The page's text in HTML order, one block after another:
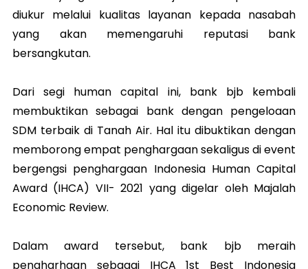
diukur melalui kualitas layanan kepada nasabah
yang akan memengaruhi reputasi bank
bersangkutan.
Dari segi human capital ini, bank bjb kembali
membuktikan sebagai bank dengan pengeloaan
SDM terbaik di Tanah Air. Hal itu dibuktikan dengan
memborong empat penghargaan sekaligus di event
bergengsi penghargaan Indonesia Human Capital
Award (IHCA) VII- 2021 yang digelar oleh Majalah
Economic Review.
Dalam award tersebut, bank bjb meraih
pengharhaan sebagai IHCA 1st Best Indonesia